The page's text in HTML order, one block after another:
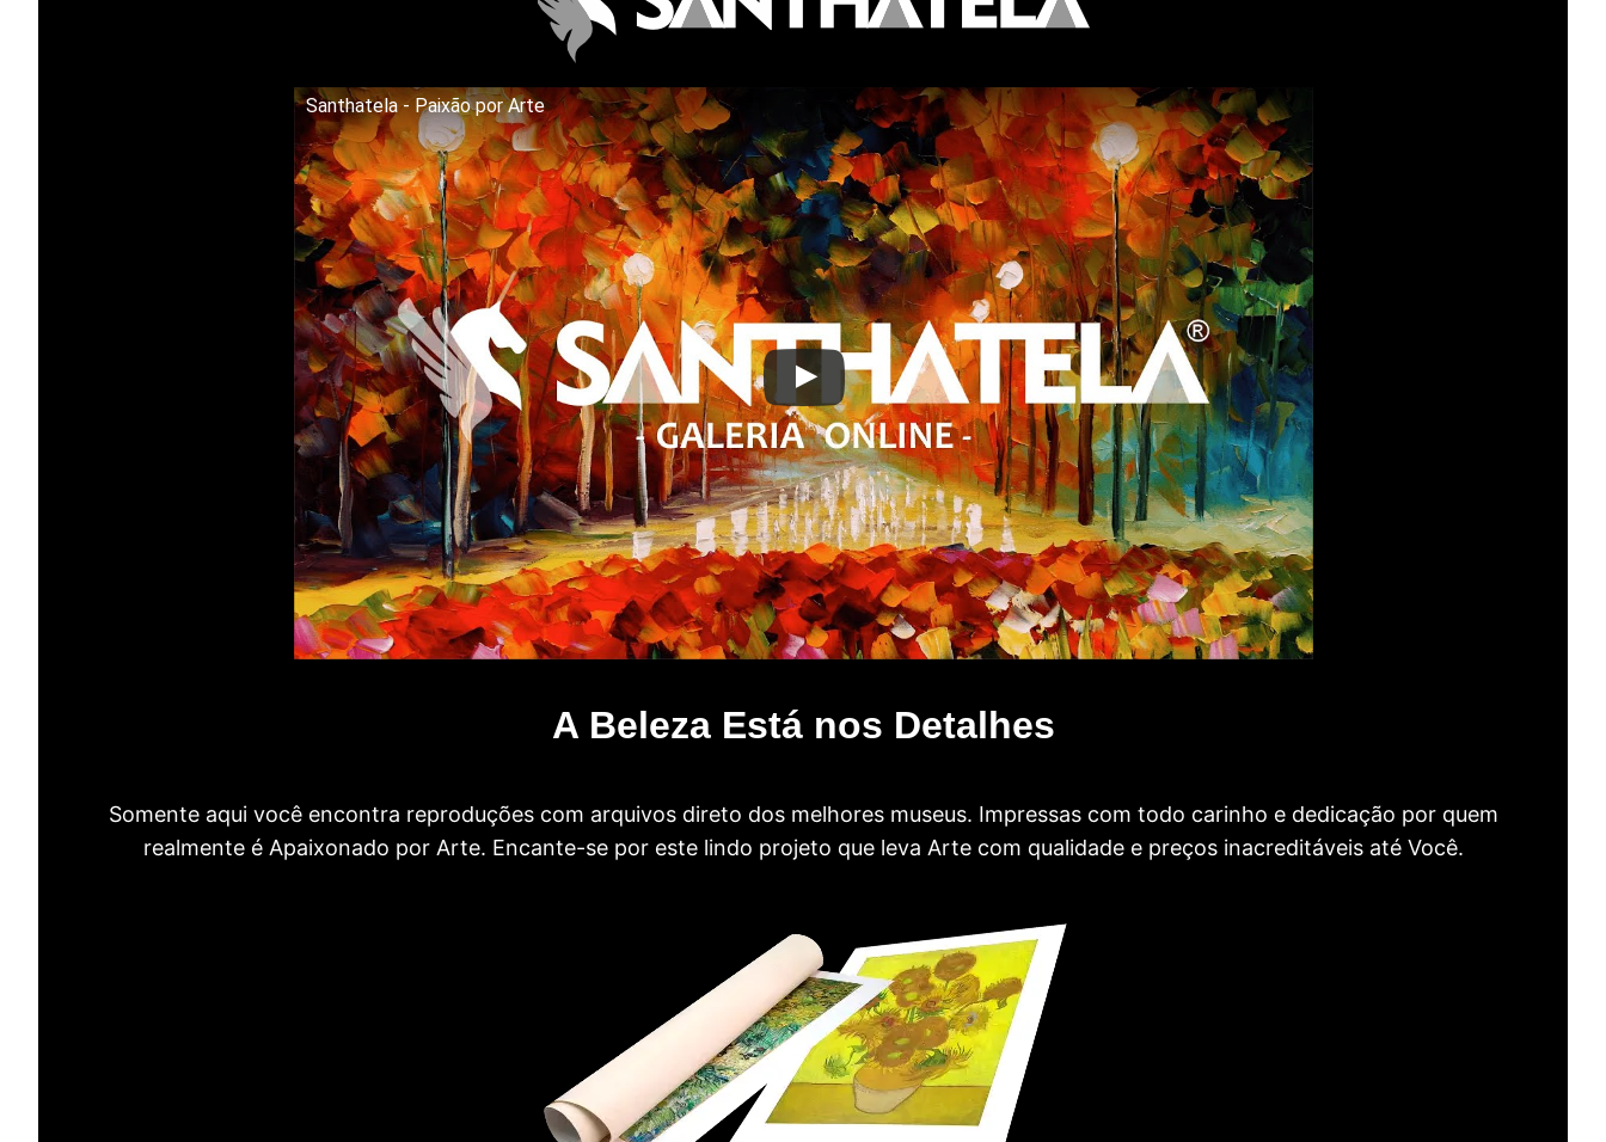
Santhatela - Paixão por Arte
A Beleza Está nos Detalhes
Somente aqui você encontra reproduções com arquivos direto dos melhores museus. Impressas com todo carinho e dedicação por quem
realmente é Apaixonado por Arte. Encante-se por este lindo projeto que leva Arte com qualidade e preços inacreditáveis até Você.